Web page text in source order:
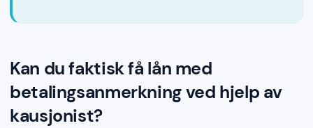
Kan du faktisk få lån med
betalingsanmerkning ved hjelp av
kausjonist?